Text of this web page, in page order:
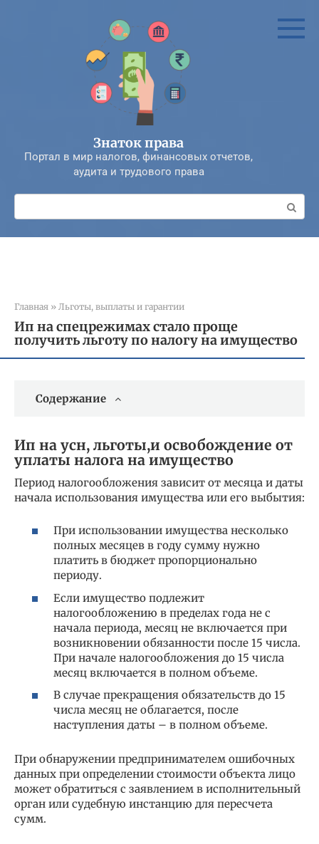
Знаток права
Портал в мир налогов, финансовых отчетов,
аудита и трудового права
Поиск:
Главная » Льготы, выплаты и гарантии
Ип на спецрежимах стало проще
получить льготу по налогу на имущество
Содержание
Ип на усн, льготы,и освобождение от
уплаты налога на имущество
Период налогообложения зависит от месяца и даты
начала использования имущества или его выбытия:
При использовании имущества несколько
полных месяцев в году сумму нужно
платить в бюджет пропорционально
периоду.
Если имущество подлежит
налогообложению в пределах года не с
начала периода, месяц не включается при
возникновении обязанности после 15 числа.
При начале налогообложения до 15 числа
месяц включается в полном объеме.
В случае прекращения обязательств до 15
числа месяц не облагается, после
наступления даты – в полном объеме.
При обнаружении предпринимателем ошибочных
данных при определении стоимости объекта лицо
может обратиться с заявлением в исполнительный
орган или судебную инстанцию для пересчета
сумм.